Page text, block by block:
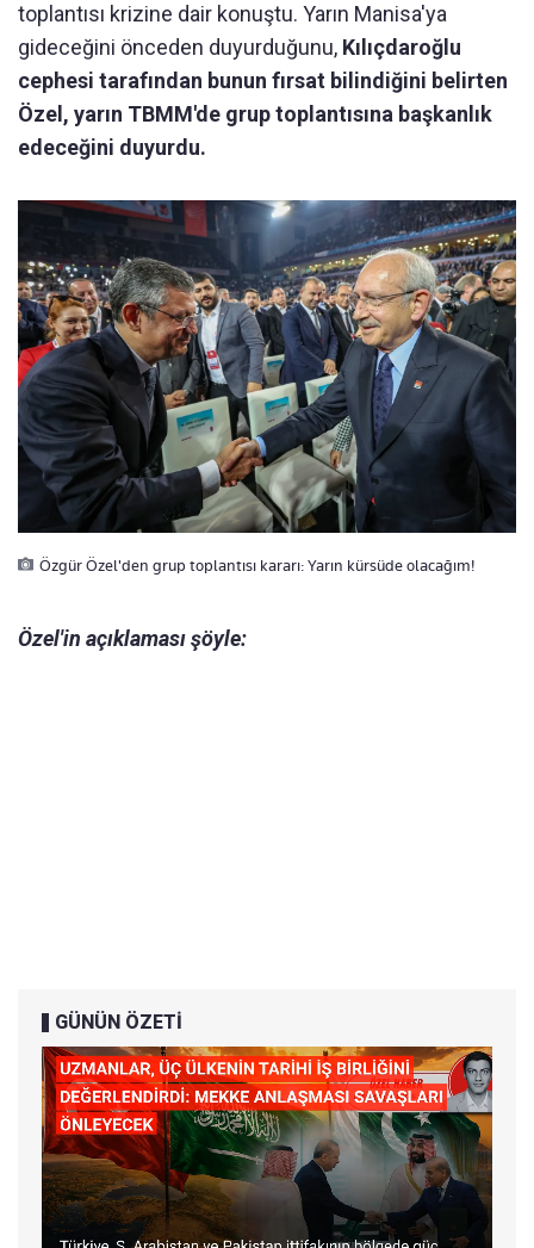
toplantısı krizine dair konuştu. Yarın Manisa'ya
gideceğini önceden duyurduğunu, Kılıçdaroğlu
cephesi tarafından bunun fırsat bilindiğini belirten
Özel, yarın TBMM'de grup toplantısına başkanlık
edeceğini duyurdu.
Özgür Özel'den grup toplantısı kararı: Yarın kürsüde olacağım!
Özel'in açıklaması şöyle:
GÜNÜN ÖZETİ